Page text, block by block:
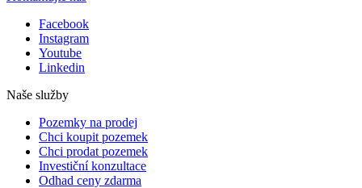
Facebook
Instagram
Youtube
Linkedin
Naše služby
Pozemky na prodej
Chci koupit pozemek
Chci prodat pozemek
Investiční konzultace
Odhad ceny zdarma